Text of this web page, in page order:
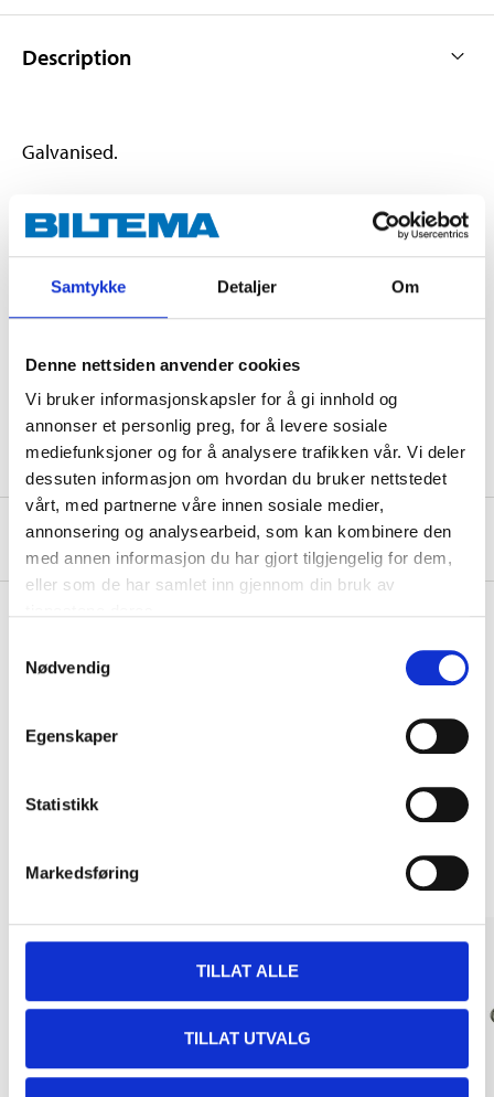
Samtykke Detaljer Om
Denne nettsiden anvender cookies
Vi bruker informasjonskapsler for å gi innhold og
annonser et personlig preg, for å levere sosiale
mediefunksjoner og for å analysere trafikken vår. Vi deler
dessuten informasjon om hvordan du bruker nettstedet
vårt, med partnerne våre innen sosiale medier,
annonsering og analysearbeid, som kan kombinere den
med annen informasjon du har gjort tilgjengelig for dem,
eller som de har samlet inn gjennom din bruk av
Nødvendig
Egenskaper
Statistikk
Markedsføring
TILLAT ALLE
TILLAT UTVALG
Description
Galvanised.
Technical specifications
Diameter
Operating load
800 kg
4800 kg
About the manufacturer
Other customers also bought